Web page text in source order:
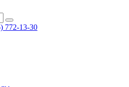
772-13-30